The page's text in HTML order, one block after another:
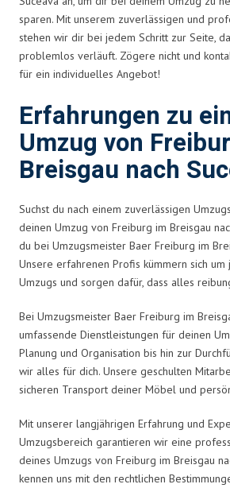
sparen. Mit unserem zuverlässigen und
stehen wir dir bei jedem Schritt zur Seite,
problemlos verläuft. Zögere nicht und
für ein individuelles Angebot!
Erfahrungen zu
Umzug von
Breisgau nach
Suchst du nach einem zuverlässigen
deinen Umzug von Freiburg im Breisgau
du bei Umzugsmeister Baer Freiburg im
Unsere erfahrenen Profis kümmern sich um
Umzugs und sorgen dafür, dass alles
Bei Umzugsmeister Baer Freiburg im
umfassende Dienstleistungen für deinen
Planung und Organisation bis hin zur
wir alles für dich. Unsere geschulten
sicheren Transport deiner Möbel und
Mit unserer langjährigen Erfahrung und
Umzugsbereich garantieren wir eine
deines Umzugs von Freiburg im Breisgau
kennen uns mit den rechtlichen